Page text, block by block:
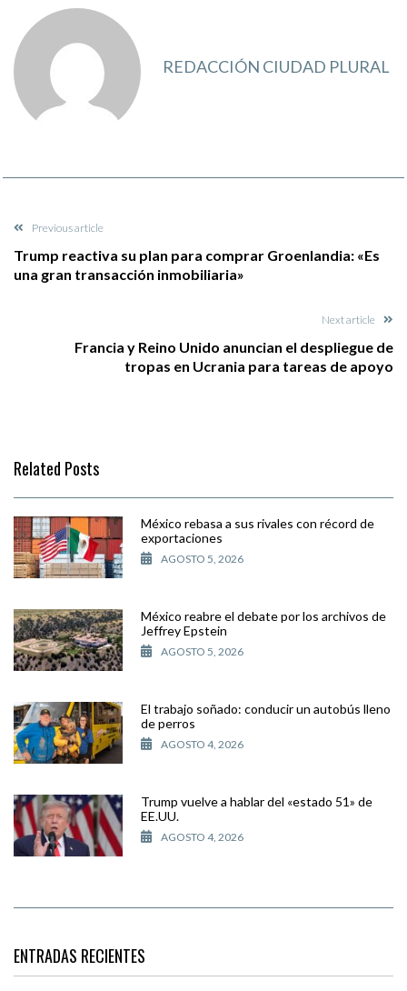
REDACCIÓN CIUDAD PLURAL
Previous article
Trump reactiva su plan para comprar Groenlandia: «Es
una gran transacción inmobiliaria»
Next article
Francia y Reino Unido anuncian el despliegue de
tropas en Ucrania para tareas de apoyo
Related Posts
México rebasa a sus rivales con récord de
exportaciones
AGOSTO 5, 2026
México reabre el debate por los archivos de
Jeffrey Epstein
AGOSTO 5, 2026
El trabajo soñado: conducir un autobús lleno
de perros
AGOSTO 4, 2026
Trump vuelve a hablar del «estado 51» de
EE.UU.
AGOSTO 4, 2026
ENTRADAS RECIENTES